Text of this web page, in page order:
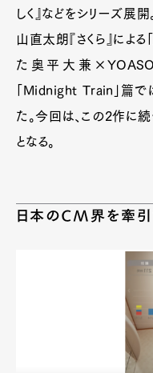
しく』などをシリーズ
山直太朗『さくら』によ
た奥平大兼
「Midnight Train」篇で
た。今回は、この2作に
となる。
日本のCM界を牽